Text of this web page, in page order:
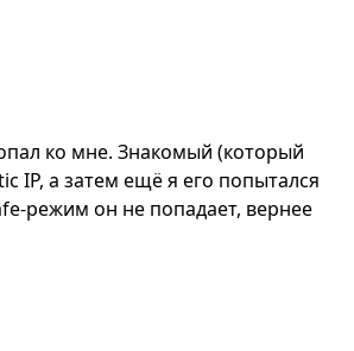
ко мне. Знакомый (который
IP, а затем ещё я его попытался
режим он не попадает, вернее